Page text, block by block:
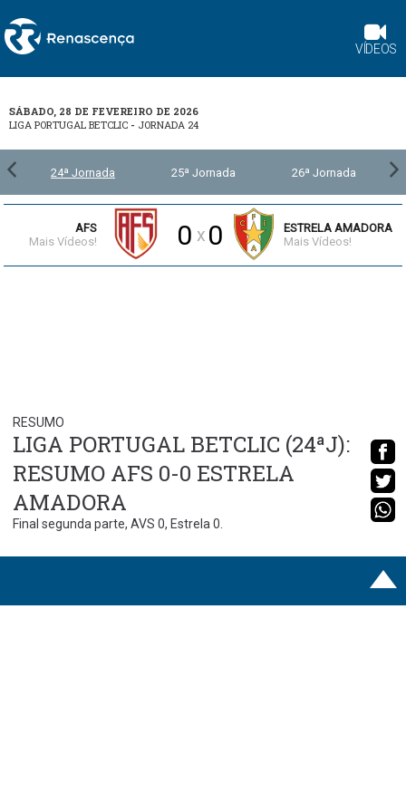
VÍDEOS
SÁBADO, 28 DE FEVEREIRO DE 2026
LIGA PORTUGAL BETCLIC - JORNADA 24
24ª Jornada 25ª Jornada 26ª Jornada
AFS
Mais Vídeos!
0 x 0
ESTRELA AMADORA
Mais Vídeos!
RESUMO
LIGA PORTUGAL BETCLIC (24ªJ):
RESUMO AFS 0-0 ESTRELA
AMADORA
Final segunda parte, AVS 0, Estrela 0.